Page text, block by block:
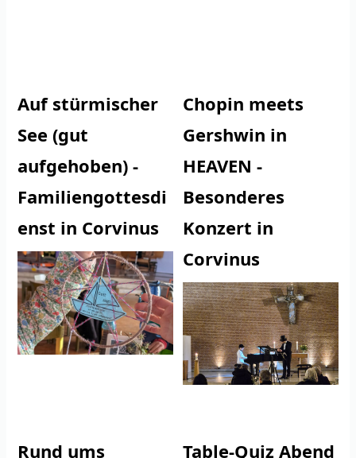
Auf stürmischer
See (gut
aufgehoben) -
Familiengottesdi
enst in Corvinus
Chopin meets
Gershwin in
HEAVEN -
Besonderes
Konzert in
Corvinus
Rund ums
Table-Quiz Abend